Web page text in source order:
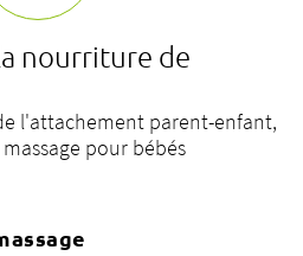
nourriture de
l'attachement parent-enfant,
pour bébés